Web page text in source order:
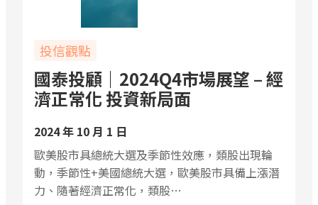
投信觀點
國泰投顧｜2024Q4市場展望 – 經
濟正常化 投資新局面
2024 年 10 月 1 日
歐美股市具總統大選及季節性效應，類股出現輪
動，季節性+美國總統大選，歐美股市具備上漲潛
力、隨著經濟正常化，類股…